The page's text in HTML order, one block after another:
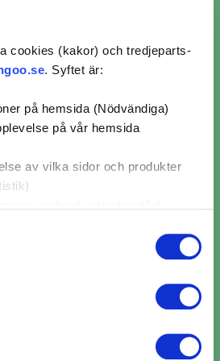
cookies (kakor) och tredjeparts-
. Syftet är:
på hemsida (Nödvändiga)
på vår hemsida
av vilka sidor och produkter
dessa ändamål. Du kan också
nedan för att samtycka till
för verkstäder
som bokat
i Skutskär
om tiden då leverans av